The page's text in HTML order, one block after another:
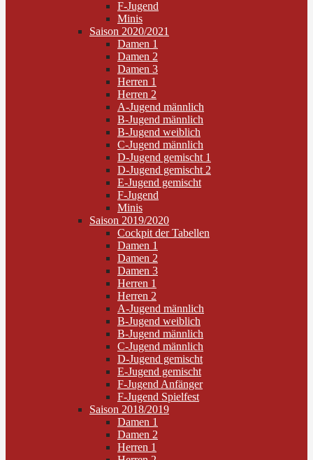
F-Jugend
Minis
Saison 2020/2021
Damen 1
Damen 2
Damen 3
Herren 1
Herren 2
A-Jugend männlich
B-Jugend männlich
B-Jugend weiblich
C-Jugend männlich
D-Jugend gemischt 1
D-Jugend gemischt 2
E-Jugend gemischt
F-Jugend
Minis
Saison 2019/2020
Cockpit der Tabellen
Damen 1
Damen 2
Damen 3
Herren 1
Herren 2
A-Jugend männlich
B-Jugend weiblich
B-Jugend männlich
C-Jugend männlich
D-Jugend gemischt
E-Jugend gemischt
F-Jugend Anfänger
F-Jugend Spielfest
Saison 2018/2019
Damen 1
Damen 2
Herren 1